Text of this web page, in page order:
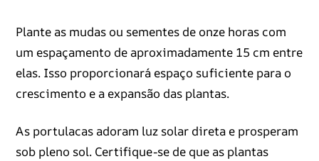
Plante as mudas ou sementes de onze horas com
um espaçamento de aproximadamente 15 cm entre
elas. Isso proporcionará espaço suficiente para o
crescimento e a expansão das plantas.
As portulacas adoram luz solar direta e prosperam
sob pleno sol. Certifique-se de que as plantas